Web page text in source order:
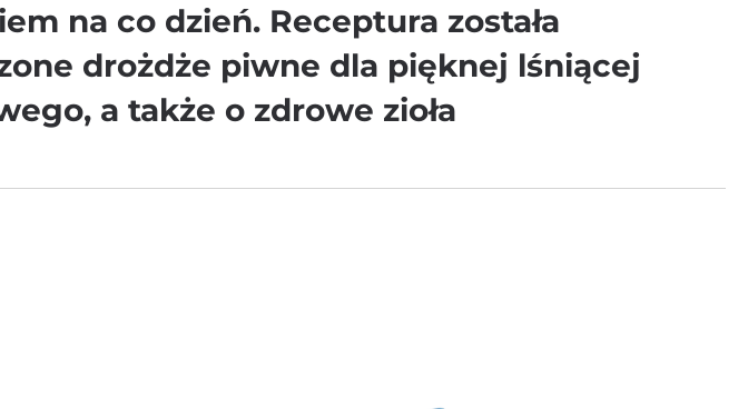
na co dzień. Receptura została
drożdże piwne dla pięknej lśniącej
a także o zdrowe zioła